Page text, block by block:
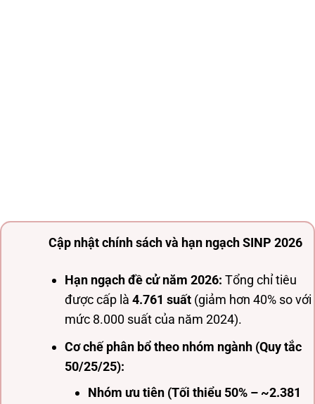
Cập nhật chính sách và hạn ngạch SINP 2026
Hạn ngạch đề cử năm 2026: Tổng chỉ tiêu
được cấp là4.761 suất (giảm hơn 40% so với
mức 8.000 suất của năm 2024).
Cơ chế phân bổ theo nhóm ngành (Quy tắc
50/25/25):
Nhóm ưu tiên (Tối thiểu 50% – ~2.381